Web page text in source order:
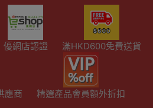
優網店認證 滿HKD600免費送貨
應商 精選產品會員額外折扣